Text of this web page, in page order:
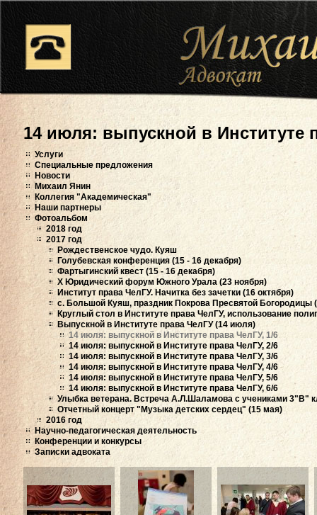
14 июля: выпускной в Институте
Услуги
Специальные предложения
Новости
Михаил Янин
Коллегия "Академическая"
Наши партнеры
Фотоальбом
2018 год
2017 год
Рождественское чудо. Куяш
Голубевская конференция (15 - 16 декабря)
Фартыгинский квест (15 - 16 декабря)
X Юридический форум Южного Урала (23 ноября)
Институт права ЧелГУ. Начитка без зачетки (16 октября)
с. Большой Куяш, праздник Покрова Пресвятой Богородицы
Круглый стол в Институте права ЧелГУ, использование
Выпускной в Институте права ЧелГУ (14 июля)
14 июля: выпускной в Институте права ЧелГУ, 1/6
14 июля: выпускной в Институте права ЧелГУ, 2/6
14 июля: выпускной в Институте права ЧелГУ, 3/6
14 июля: выпускной в Институте права ЧелГУ, 4/6
14 июля: выпускной в Институте права ЧелГУ, 5/6
14 июля: выпускной в Институте права ЧелГУ, 6/6
Улыбка ветерана. Встреча А.Л.Шаламова с учениками 3"В"
Отчетный концерт "Музыка детских сердец" (15 мая)
2016 год
Научно-педагогическая деятельность
Конференции и конкурсы
Записки адвоката